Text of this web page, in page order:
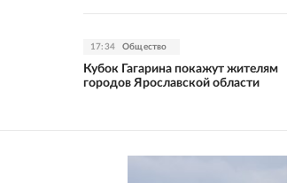
17:34 Общество
Кубок Гагарина покажут жителям
городов Ярославской области